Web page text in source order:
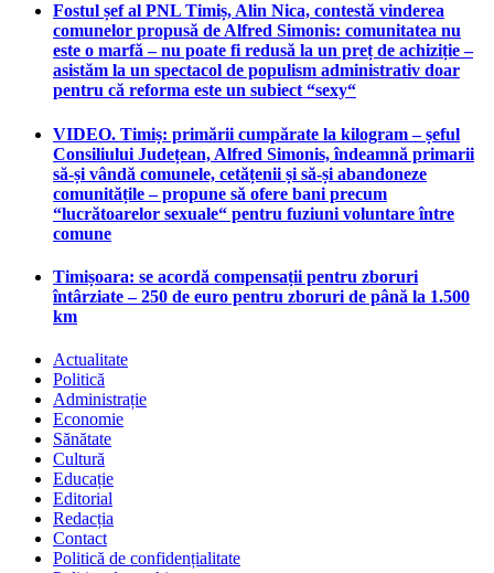
Fostul șef al PNL Timiș, Alin Nica, contestă vinderea
comunelor propusă de Alfred Simonis: comunitatea nu
este o marfă – nu poate fi redusă la un preț de achiziție –
asistăm la un spectacol de populism administrativ doar
pentru că reforma este un subiect “sexy“
VIDEO. Timiș: primării cumpărate la kilogram – șeful
Consiliului Județean, Alfred Simonis, îndeamnă primarii
să-și vândă comunele, cetățenii și să-și abandoneze
comunitățile – propune să ofere bani precum
“lucrătoarelor sexuale“ pentru fuziuni voluntare între
comune
Timișoara: se acordă compensații pentru zboruri
întârziate – 250 de euro pentru zboruri de până la 1.500
km
Actualitate
Politică
Administrație
Economie
Sănătate
Cultură
Educație
Editorial
Redacția
Contact
Politică de confidențialitate